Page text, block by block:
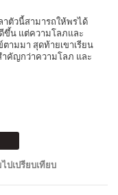
าตัวนี้สามารถให้พรได้
ขึ้น แต่ความโลภและ
ามมา สุดท้ายเขาเรียน
ำคัญกว่าความโลภ และ
ไปเปรียบเทียบ